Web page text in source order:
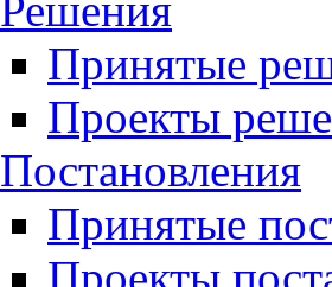
Принятые
Проекты
Постановления
Принятые
Проекты